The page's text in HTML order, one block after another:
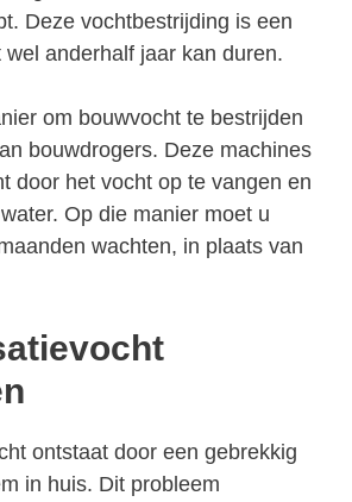
Deze vochtbestrijding is een
wel anderhalf jaar kan duren.
om bouwvocht te bestrijden
bouwdrogers. Deze machines
door het vocht op te vangen en
Op die manier moet u
wachten, in plaats van
ontstaat door een gebrekkig
in huis. Dit probleem